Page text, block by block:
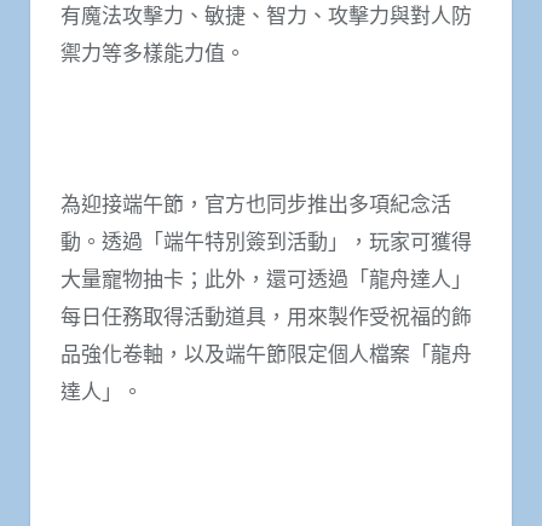
有魔法攻擊力、敏捷、智力、攻擊力與對人防
禦力等多樣能力值。
為迎接端午節，官方也同步推出多項紀念活
動。透過「端午特別簽到活動」，玩家可獲得
大量寵物抽卡；此外，還可透過「龍舟達人」
每日任務取得活動道具，用來製作受祝福的飾
品強化卷軸，以及端午節限定個人檔案「龍舟
達人」。